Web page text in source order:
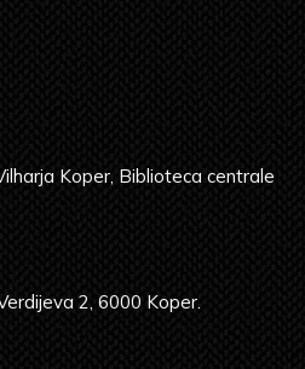
Koper, Biblioteca centrale
2, 6000 Koper.